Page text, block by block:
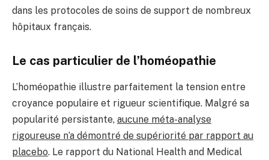
dans les protocoles de soins de support de nombreux
hôpitaux français.
Le cas particulier de l’homéopathie
L’homéopathie illustre parfaitement la tension entre
croyance populaire et rigueur scientifique. Malgré sa
popularité persistante, aucune méta-analyse
rigoureuse n’a démontré de supériorité par rapport au
placebo. Le rapport du National Health and Medical